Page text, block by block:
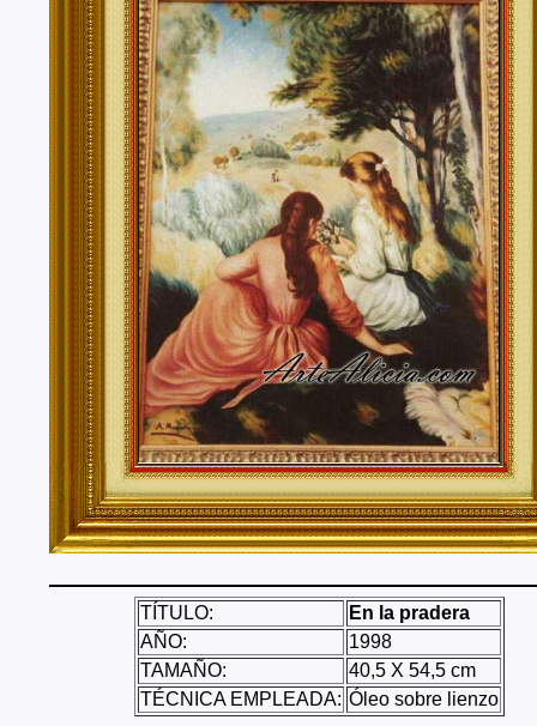
Valencia, Valladolid, Vizcaya, Zamora, Zaragoza.
También realizo envíos de mis cuadros o pinturas
lugares del mundo como pueden ser Estados Unidos,
Alemania, Gran Bretaña, Francia, Argentina, Italia...
TÍTULO:
En la pradera
AÑO:
1998
TAMAÑO:
40,5 X 54,5 cm
TÉCNICA EMPLEADA: Óleo sobre lienzo